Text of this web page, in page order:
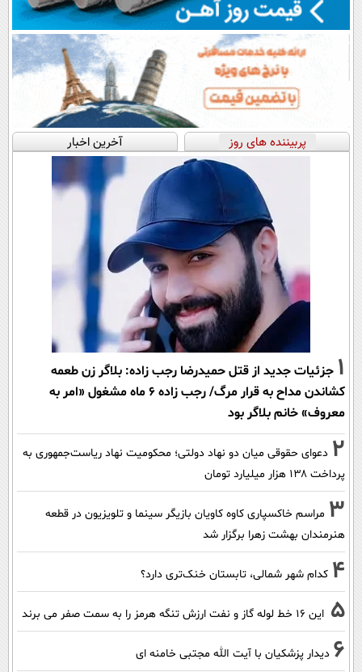
پربیننده های روز آخرین اخبار
1 جزئیات جدید از قتل حمیدرضا رجب زاده: بلاگر زن طعمه
کشاندن مداح به قرار مرگ/ رجب زاده 6 ماه مشغول «امر به
معروف» خانم بلاگر بود
2 دعوای حقوقی میان دو نهاد دولتی؛ محکومیت نهاد ریاست‌جمهوری به
پرداخت ۱۳۸ هزار میلیارد تومان
3 مراسم خاکسپاری کاوه کاویان بازیگر سینما و تلویزیون در قطعه
هنرمندان بهشت زهرا برگزار شد
4 کدام شهر شمالی، تابستان خنک‌تری دارد؟
5 این 16 خط لوله گاز و نفت ارزش تنگه هرمز را به سمت صفر می برند
6 دیدار پزشکیان با آیت الله مجتبی خامنه ای